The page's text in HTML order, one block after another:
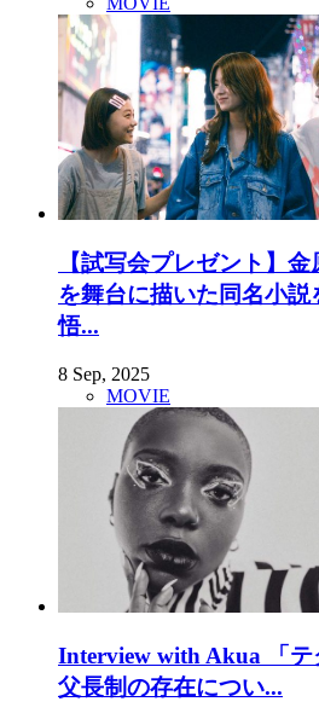
【試写会プレゼント】
を舞台に描いた同名小
悟...
8 Sep, 2025
MOVIE
Interview with Akua 「
父長制の存在につい...